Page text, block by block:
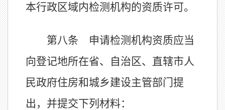
本行政区域内检测机构的资质许可。
第八条 申请检测机构资质应当
向登记地所在省、自治区、直辖市人
民政府住房和城乡建设主管部门提
出，并提交下列材料：